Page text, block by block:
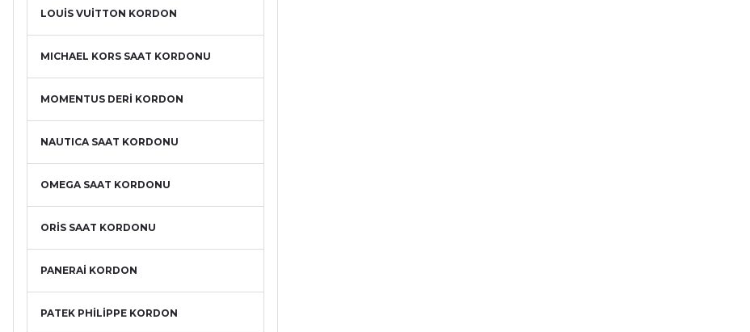
LOUİS VUİTTON KORDON
MICHAEL KORS SAAT KORDONU
MOMENTUS DERİ KORDON
NAUTICA SAAT KORDONU
OMEGA SAAT KORDONU
ORİS SAAT KORDONU
PANERAİ KORDON
PATEK PHİLİPPE KORDON